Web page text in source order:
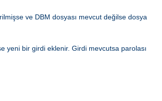
ve DBM dosyası mevcut değilse dosya
yeni bir girdi eklenir. Girdi mevcutsa parolası